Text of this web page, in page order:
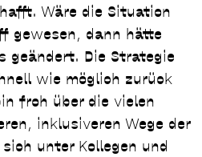
Wäre die Situation
gewesen, dann hätte
Die Strategie
wie möglich zurück
froh über die vielen
inklusiveren Wege der
unter Kollegen und